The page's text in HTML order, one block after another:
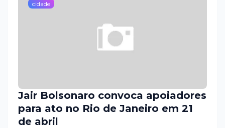
cidade
Jair Bolsonaro convoca apoiadores
para ato no Rio de Janeiro em 21
de abril